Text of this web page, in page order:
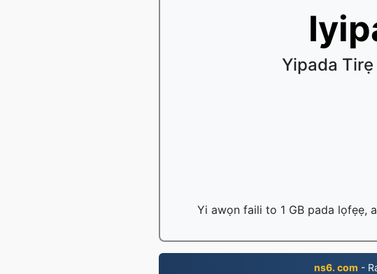
Yipada Tirẹ
Yi awọn faili to 1 GB pada lọfẹẹ,
ns6. com -